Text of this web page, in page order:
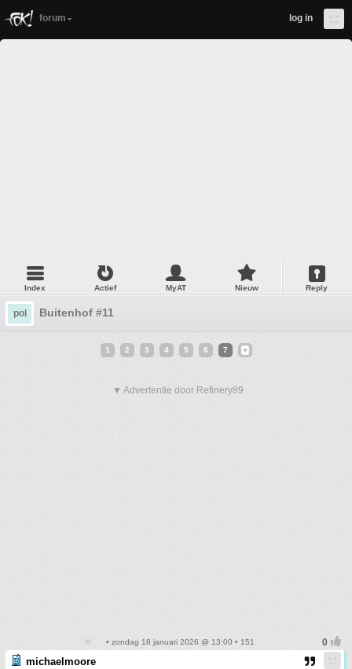
forum log in
Index Actief MyAT Nieuw Reply
pol Buitenhof #11
1 2 3 4 5 6 7
▼ Advertentie door Refinery89
• zondag 18 januari 2026 @ 13:00 • 151
michaelmoore